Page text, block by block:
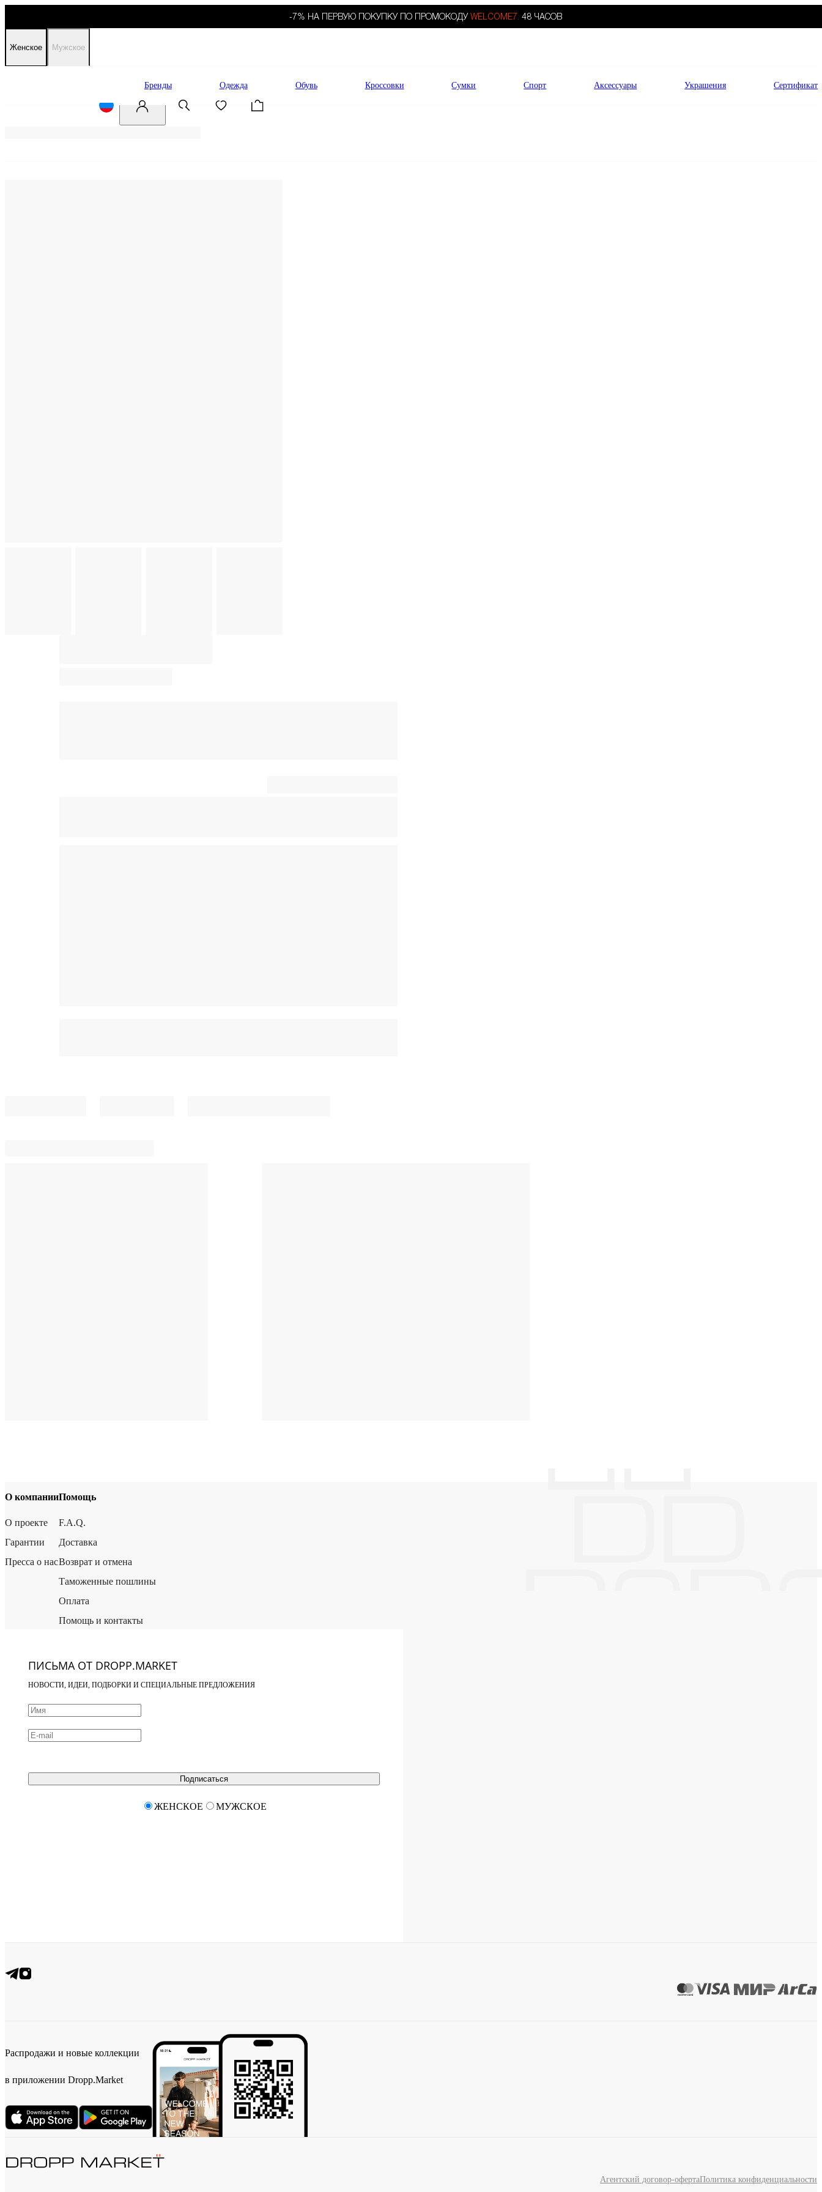
-7% НА ПЕРВУЮ ПОКУПКУ ПО ПРОМОКОДУ WELCOME7. 48 ЧАСОВ
Женское Мужское
Бренды Одежда Обувь Кроссовки Сумки Спорт Аксессуары Украшения Сертификат
О компании
О проекте
Гарантии
Пресса о нас
Помощь
F.A.Q.
Доставка
Возврат и отмена
Таможенные пошлины
Оплата
Помощь и контакты
ПИСЬМА ОТ DROPP.MARKET
НОВОСТИ, ИДЕИ, ПОДБОРКИ И СПЕЦИАЛЬНЫЕ ПРЕДЛОЖЕНИЯ
Подписаться
ЖЕНСКОЕ МУЖСКОЕ
Распродажи и новые коллекции
в приложении Dropp.Market
Агентский договор-офертаПолитика конфиденциальности